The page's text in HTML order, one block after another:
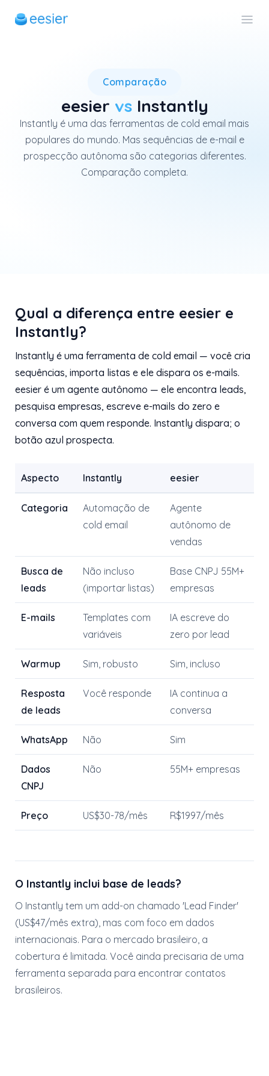
Comparação
eesier vsInstantly
Instantly é uma das ferramentas de cold email mais
populares do mundo. Mas sequências de e-mail e
prospecção autônoma são categorias diferentes.
Comparação completa.
o eesier e o Instantly são
Qual a diferença entre eesier e
Instantly?
Instantly é uma ferramenta de cold email — você cria
sequências, importa listas e ele dispara os e-mails.
eesier é um agente autônomo — ele encontra leads,
pesquisa empresas, escreve e-mails do zero e
conversa com quem responde. Instantly dispara; o
botão azul prospecta.
Aspecto Instantly eesier
Categoria
Automação de
cold email
Agente
autônomo de
vendas
Busca de
leads
Não incluso
(importar listas)
Base CNPJ 55M+
empresas
E-mails
Templates com
variáveis
IA escreve do
zero por lead
Warmup Sim, robusto Sim, incluso
Resposta
de leads
Você responde
IA continua a
conversa
WhatsApp Não Sim
Dados
CNPJ
Não 55M+ empresas
Preço US$30-78/mês R$1997/mês
O Instantly inclui base de leads?
O Instantly tem um add-on chamado 'Lead Finder'
(US$47/mês extra), mas com foco em dados
internacionais. Para o mercado brasileiro, a
cobertura é limitada. Você ainda precisaria de uma
ferramenta separada para encontrar contatos
brasileiros.